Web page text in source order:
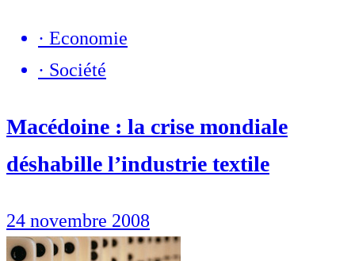
· Economie
· Société
Macédoine : la crise mondiale
déshabille l’industrie textile
24 novembre 2008